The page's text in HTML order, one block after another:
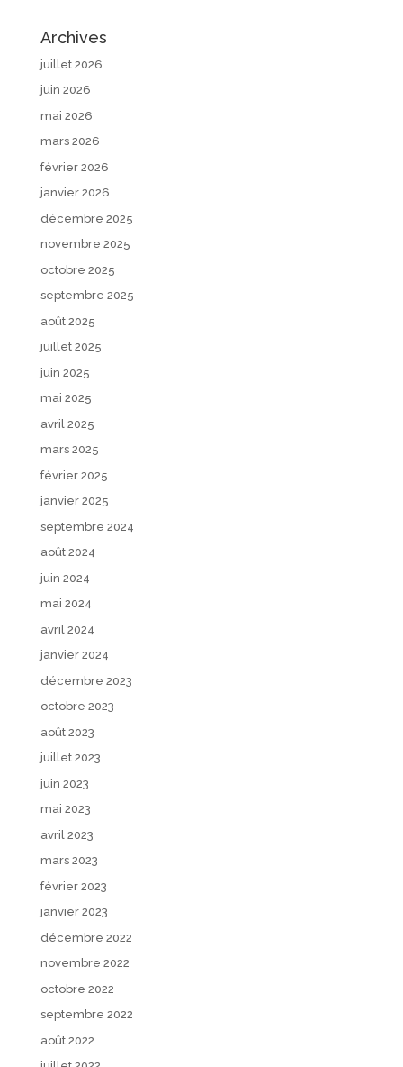
Archives
juillet 2026
juin 2026
mai 2026
mars 2026
février 2026
janvier 2026
décembre 2025
novembre 2025
octobre 2025
septembre 2025
août 2025
juillet 2025
juin 2025
mai 2025
avril 2025
mars 2025
février 2025
janvier 2025
septembre 2024
août 2024
juin 2024
mai 2024
avril 2024
janvier 2024
décembre 2023
octobre 2023
août 2023
juillet 2023
juin 2023
mai 2023
avril 2023
mars 2023
février 2023
janvier 2023
décembre 2022
novembre 2022
octobre 2022
septembre 2022
août 2022